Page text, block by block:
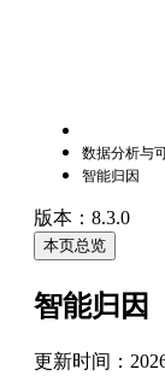
数据分析与
智能归因
版本：8.3.0
本页总览
智能归因
更新时间：